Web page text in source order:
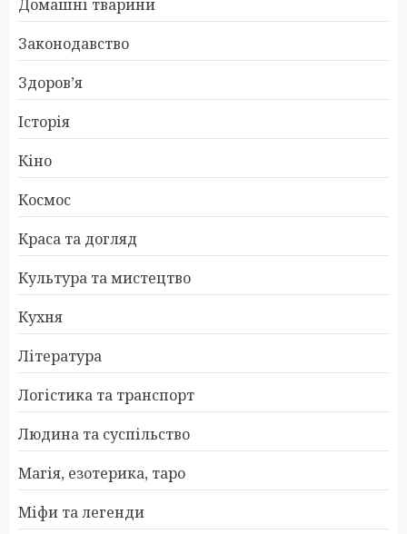
Домашні тварини
Законодавство
Здоров’я
Історія
Кіно
Космос
Краса та догляд
Культура та мистецтво
Кухня
Література
Логістика та транспорт
Людина та суспільство
Магія, езотерика, таро
Міфи та легенди